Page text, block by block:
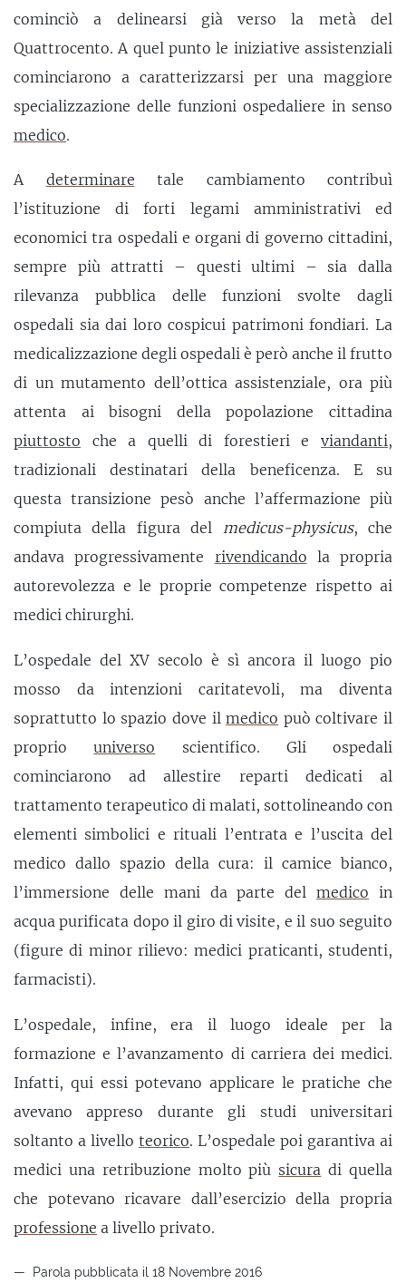
cominciò a delinearsi già verso la metà del
Quattrocento. A quel punto le iniziative assistenziali
cominciarono a caratterizzarsi per una maggiore
specializzazione delle funzioni ospedaliere in senso
medico.
A determinare tale cambiamento contribuì
l’istituzione di forti legami amministrativi ed
economici tra ospedali e organi di governo cittadini,
sempre più attratti – questi ultimi – sia dalla
rilevanza pubblica delle funzioni svolte dagli
ospedali sia dai loro cospicui patrimoni fondiari. La
medicalizzazione degli ospedali è però anche il frutto
di un mutamento dell’ottica assistenziale, ora più
attenta ai bisogni della popolazione cittadina
piuttosto che a quelli di forestieri e viandanti,
tradizionali destinatari della beneficenza. E su
questa transizione pesò anche l’affermazione più
compiuta della figura del medicus-physicus, che
andava progressivamente rivendicando la propria
autorevolezza e le proprie competenze rispetto ai
medici chirurghi.
L’ospedale del XV secolo è sì ancora il luogo pio
mosso da intenzioni caritatevoli, ma diventa
soprattutto lo spazio dove ilmedico può coltivare il
propriouniverso scientifico. Gli ospedali
cominciarono ad allestire reparti dedicati al
trattamento terapeutico di malati, sottolineando con
elementi simbolici e rituali l’entrata e l’uscita del
medico dallo spazio della cura: il camice bianco,
l’immersione delle mani da parte delmedico in
acqua purificata dopo il giro di visite, e il suo seguito
(figure di minor rilievo: medici praticanti, studenti,
farmacisti).
L’ospedale, infine, era il luogo ideale per la
formazione e l’avanzamento di carriera dei medici.
Infatti, qui essi potevano applicare le pratiche che
avevano appreso durante gli studi universitari
soltanto a livello teorico. L’ospedale poi garantiva ai
medici una retribuzione molto più sicura di quella
che potevano ricavare dall’esercizio della propria
professione a livello privato.
Parola pubblicata il 18 Novembre 2016